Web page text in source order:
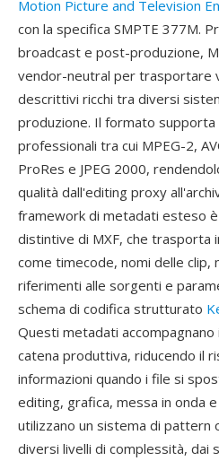
Motion Picture and Television
con la specifica SMPTE 377M.
broadcast e post-produzione,
vendor-neutral per trasportare
descrittivi ricchi tra diversi
produzione. Il formato supporta
professionali tra cui MPEG-2,
ProRes e JPEG 2000,
qualità dall'editing proxy
framework di metadati esteso
distintive di MXF, che trasporta
come timecode, nomi delle clip,
riferimenti alle sorgenti e
schema di codifica strutturato
Questi metadati
catena produttiva, riducendo il
informazioni quando i file si
editing, grafica, messa in onda
utilizzano un sistema di pattern
diversi livelli di complessità, dai